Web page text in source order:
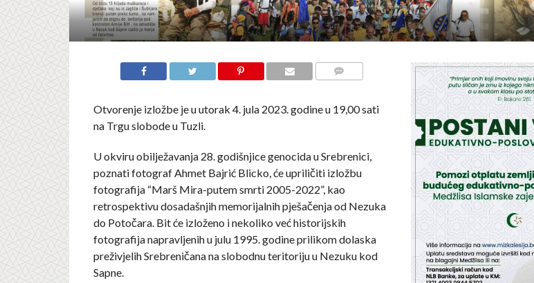
Otvorenje izložbe je u utorak 4. jula 2023. godine u 19,00 sati
na Trgu slobode u Tuzli.
U okviru obilježavanja 28. godišnjice genocida u Srebrenici,
poznati fotograf Ahmet Bajrić Blicko, će upriličiti izložbu
fotografija “Marš Mira-putem smrti 2005-2022”, kao
retrospektivu dosadašnjih memorijalnih pješačenja od Nezuka
do Potočara. Bit će izloženo i nekoliko već historijskih
fotografija napravljenih u julu 1995. godine prilikom dolaska
preživjelih Srebreničana na slobodnu teritoriju u Nezuku kod
Sapne.